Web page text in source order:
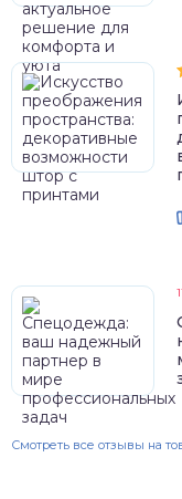
Смотреть все отзывы на